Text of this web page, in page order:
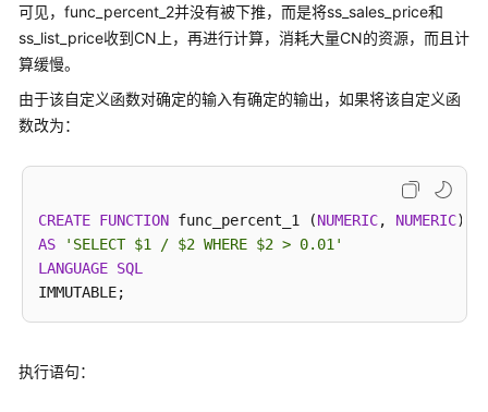
例
AI
时
DWS
系
系
可见，func_percent_2并没有被下推，而是将ss_sales_price和
ss_list_price收到CN上，再进行计算，消耗大量CN的资源，而且计
算缓慢。
由于该自定义函数对确定的输入有确定的输出，如果将该自定义函
数改为：
CREATE FUNCTION func_percent_1 (NUMERIC, NUMERIC)
AS
'SELECT $1 / $2 WHERE $2 > 0.01'
LANGUAGE SQL
执行语句：